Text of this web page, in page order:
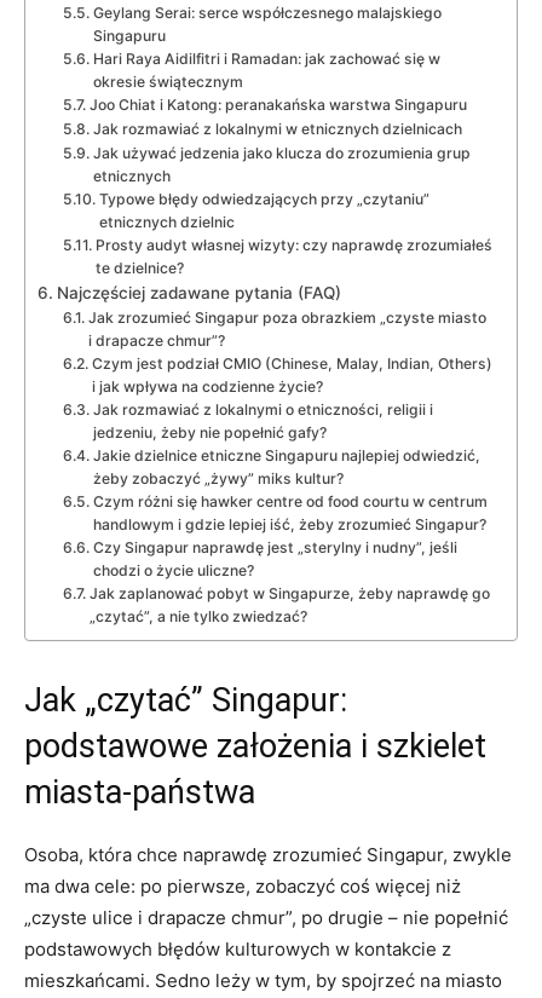
Geylang Serai: serce współczesnego malajskiego
Singapuru
Hari Raya Aidilfitri i Ramadan: jak zachować się w
okresie świątecznym
Joo Chiat i Katong: peranakańska warstwa Singapuru
Jak rozmawiać z lokalnymi w etnicznych dzielnicach
Jak używać jedzenia jako klucza do zrozumienia grup
etnicznych
Typowe błędy odwiedzających przy „czytaniu”
etnicznych dzielnic
Prosty audyt własnej wizyty: czy naprawdę zrozumiałeś
te dzielnice?
Najczęściej zadawane pytania (FAQ)
Jak zrozumieć Singapur poza obrazkiem „czyste miasto
i drapacze chmur”?
Czym jest podział CMIO (Chinese, Malay, Indian, Others)
i jak wpływa na codzienne życie?
Jak rozmawiać z lokalnymi o etniczności, religii i
jedzeniu, żeby nie popełnić gafy?
Jakie dzielnice etniczne Singapuru najlepiej odwiedzić,
żeby zobaczyć „żywy” miks kultur?
Czym różni się hawker centre od food courtu w centrum
handlowym i gdzie lepiej iść, żeby zrozumieć Singapur?
Czy Singapur naprawdę jest „sterylny i nudny”, jeśli
chodzi o życie uliczne?
Jak zaplanować pobyt w Singapurze, żeby naprawdę go
„czytać”, a nie tylko zwiedzać?
Jak „czytać” Singapur:
podstawowe założenia i szkielet
miasta-państwa
Osoba, która chce naprawdę zrozumieć Singapur, zwykle
ma dwa cele: po pierwsze, zobaczyć coś więcej niż
„czyste ulice i drapacze chmur”, po drugie – nie popełnić
podstawowych błędów kulturowych w kontakcie z
mieszkańcami. Sedno leży w tym, by spojrzeć na miasto